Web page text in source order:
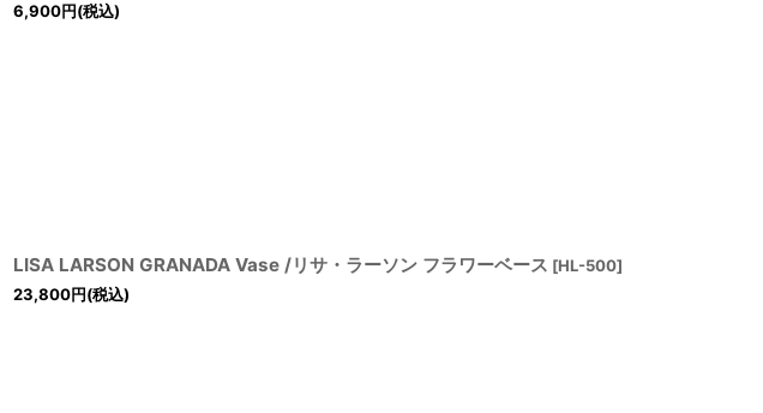
6,900円(税込)
LISA LARSON GRANADA Vase /リサ・ラーソン フラワーベース [HL-500]
23,800円(税込)